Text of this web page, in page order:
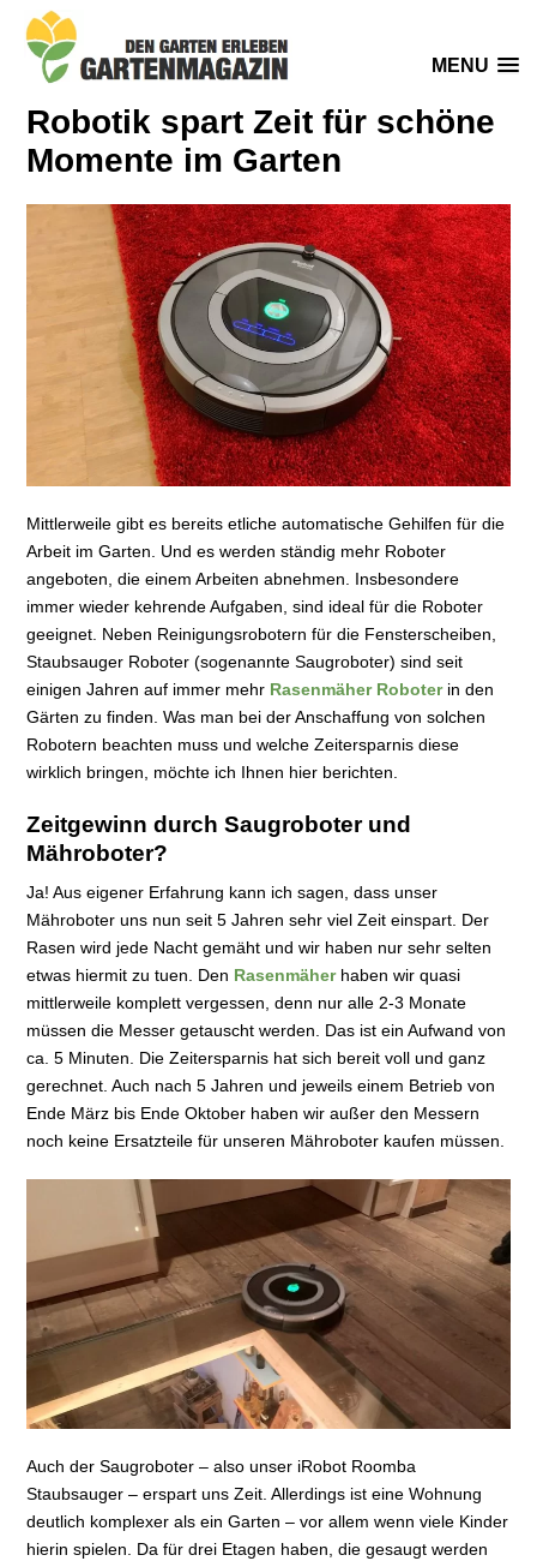
MENU
Robotik spart Zeit für schöne
Momente im Garten
Mittlerweile gibt es bereits etliche automatische Gehilfen für die
Arbeit im Garten. Und es werden ständig mehr Roboter
angeboten, die einem Arbeiten abnehmen. Insbesondere
immer wieder kehrende Aufgaben, sind ideal für die Roboter
geeignet. Neben Reinigungsrobotern für die Fensterscheiben,
Staubsauger Roboter (sogenannte Saugroboter) sind seit
einigen Jahren auf immer mehr Rasenmäher Roboterin den
Gärten zu finden. Was man bei der Anschaffung von solchen
Robotern beachten muss und welche Zeitersparnis diese
wirklich bringen, möchte ich Ihnen hier berichten.
Zeitgewinn durch Saugroboter und
Mähroboter?
Ja! Aus eigener Erfahrung kann ich sagen, dass unser
Mähroboter uns nun seit 5 Jahren sehr viel Zeit einspart. Der
Rasen wird jede Nacht gemäht und wir haben nur sehr selten
etwas hiermit zu tuen. Den Rasenmäherhaben wir quasi
mittlerweile komplett vergessen, denn nur alle 2-3 Monate
müssen die Messer getauscht werden. Das ist ein Aufwand von
ca. 5 Minuten. Die Zeitersparnis hat sich bereit voll und ganz
gerechnet. Auch nach 5 Jahren und jeweils einem Betrieb von
Ende März bis Ende Oktober haben wir außer den Messern
noch keine Ersatzteile für unseren Mähroboter kaufen müssen.
Auch der Saugroboter – also unser iRobot Roomba
Staubsauger – erspart uns Zeit. Allerdings ist eine Wohnung
deutlich komplexer als ein Garten – vor allem wenn viele Kinder
hierin spielen. Da für drei Etagen haben, die gesaugt werden